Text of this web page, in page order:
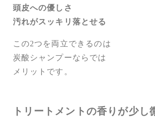
頭皮への優しさ
汚れがスッキリ落とせる
この2つを両立できるのは
炭酸シャンプーならでは
メリットです。
トリートメントの香りが少し